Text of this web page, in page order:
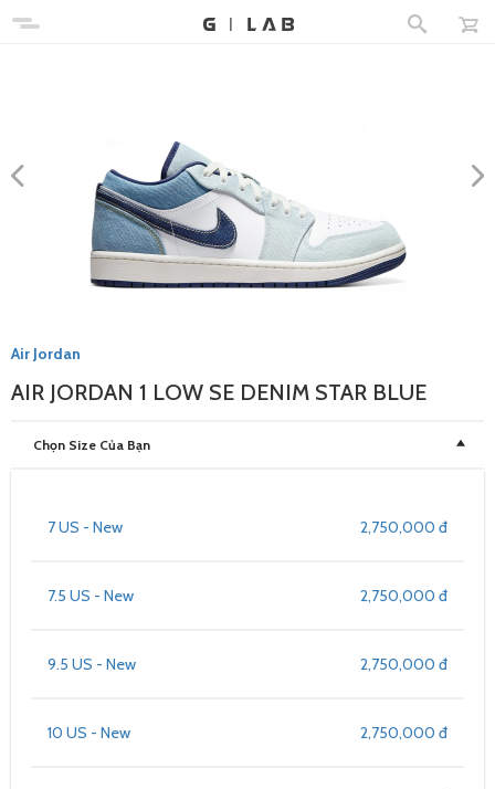
Air Jordan
AIR JORDAN 1 LOW SE DENIM STAR BLUE
Chọn Size Của Bạn
2,750,000 đ
7 US - New
2,750,000 đ
7.5 US - New
2,750,000 đ
9.5 US - New
2,750,000 đ
10 US - New